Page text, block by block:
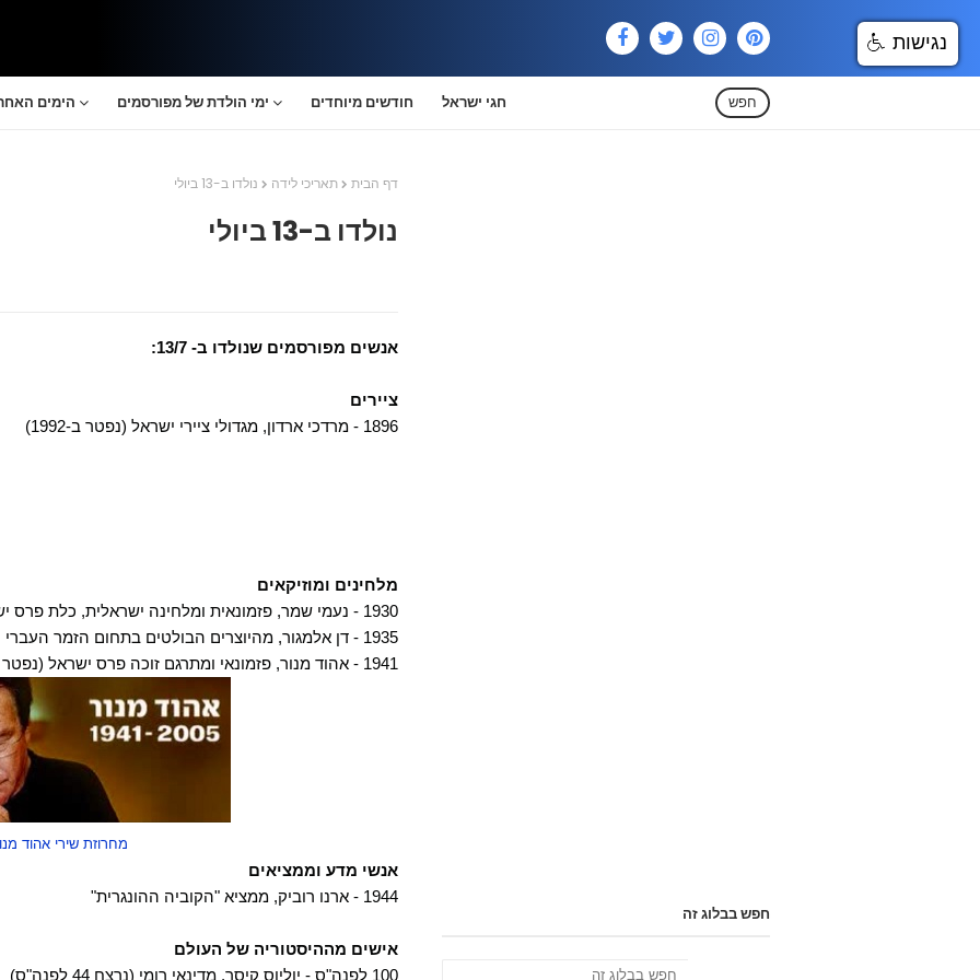
הימים ימי הולדת של מפורסמים חודשים מיוחדים חגי ישראל חפש
דף הבית תאריכי לידה נולדו ב-13 ביולי
נולדו ב-13 ביולי
אנשים מפורסמים שנולדו ב- 13/7:
ציירים
1896 - מרדכי ארדון, מגדולי ציירי ישראל (נפטר ב-1992)
מלחינים ומוזיקאים
1930 - נעמי שמר, פזמונאית ומלחינה ישראלית, כלת פרס ישראל לזמר עברי (נפטרה ב-2004)
1935 - דן אלמגור, מהיוצרים הבולטים בתחום הזמר העברי והמחזאות הישראלית
1941 - אהוד מנור, פזמונאי ומתרגם זוכה פרס ישראל (נפטר ב-2005)
מחרוזת שירי אהוד
אנשי מדע וממציאים
1944 - ארנו רוביק, ממציא "הקוביה ההונגרית"
אישים מההיסטוריה של העולם
100 לפנה"ס - יוליוס קיסר, מדינאי רומי (נרצח 44 לפנה"ס)
חפש בבלוג זה
נגישות